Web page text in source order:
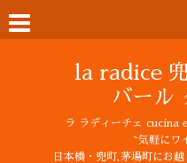
la radice
バール
ラ ラディーチェ
~気軽にワ
日本橋・兜町,茅場町にお